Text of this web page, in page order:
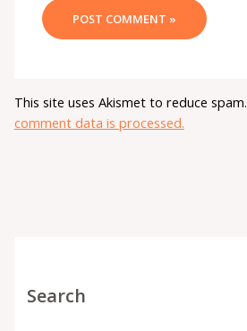
This site uses Akismet to reduce spam.
comment data is processed.
Search